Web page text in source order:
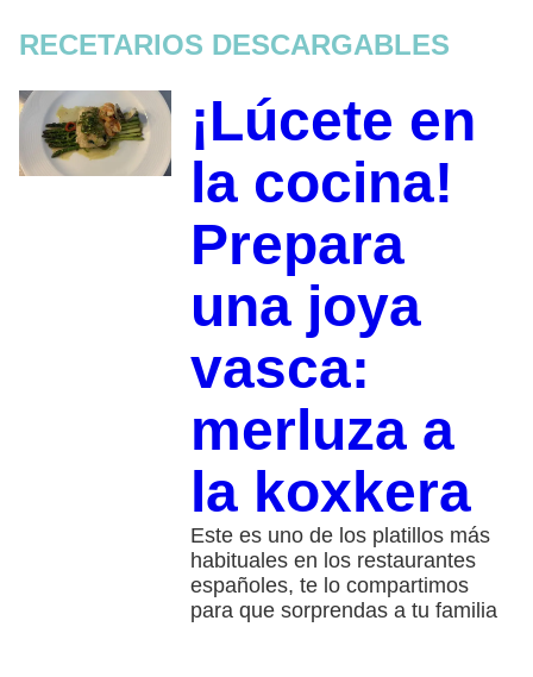
RECETARIOS DESCARGABLES
¡Lúcete en
la cocina!
Prepara
una joya
vasca:
merluza a
la koxkera
Este es uno de los platillos más
habituales en los restaurantes
españoles, te lo compartimos
para que sorprendas a tu familia